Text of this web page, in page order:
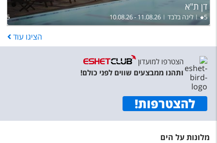
דן ת"א
5 לינה בלבד 10.08.26 - 11.08.26
הציגו עוד
הצטרפו למועדון
ותהנו ממבצעים שווים לפני כולם!
להצטרפות!
מלונות על הים